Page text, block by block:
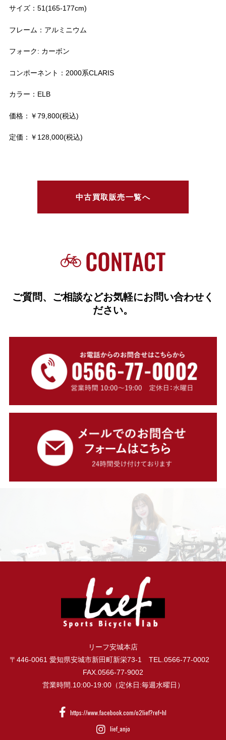
サイズ：51(165-177cm)
フレーム：アルミニウム
フォーク: カーボン
コンポーネント：2000系CLARIS
カラー：ELB
価格：￥79,800(税込)
定価：￥128,000(税込)
中古買取販売一覧へ
ご質問、ご相談などお気軽にお問い合わせく
ださい。
リーフ安城本店
〒446-0061 愛知県安城市新田町新栄73-1 TEL.0566-77-0002
FAX.0566-77-9002
営業時間.10:00-19:00（定休日:毎週水曜日）
https://www.facebook.com/o2lief?ref=hl
lief_anjo